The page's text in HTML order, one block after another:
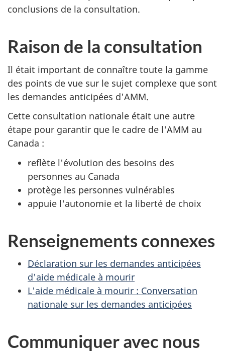
conclusions de la consultation.
Raison de la consultation
Il était important de connaître toute la gamme
des points de vue sur le sujet complexe que sont
les demandes anticipées d'AMM.
Cette consultation nationale était une autre
étape pour garantir que le cadre de l'AMM au
Canada :
reflète l'évolution des besoins des
personnes au Canada
protège les personnes vulnérables
appuie l'autonomie et la liberté de choix
Renseignements connexes
Déclaration sur les demandes anticipées
d'aide médicale à mourir
L'aide médicale à mourir : Conversation
nationale sur les demandes anticipées
Communiquer avec nous